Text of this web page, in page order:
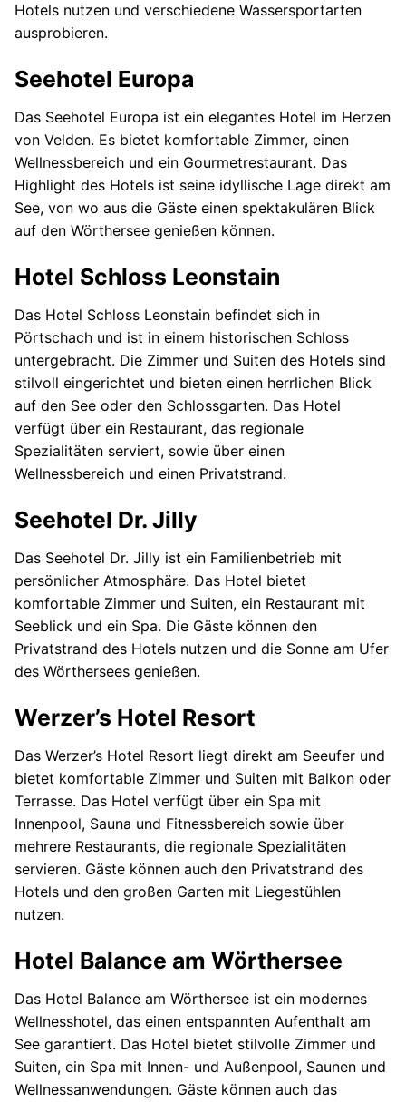
Hotels nutzen und verschiedene Wassersportarten
ausprobieren.
Seehotel Europa
Das Seehotel Europa ist ein elegantes Hotel im Herzen
von Velden. Es bietet komfortable Zimmer, einen
Wellnessbereich und ein Gourmetrestaurant. Das
Highlight des Hotels ist seine idyllische Lage direkt am
See, von wo aus die Gäste einen spektakulären Blick
auf den Wörthersee genießen können.
Hotel Schloss Leonstain
Das Hotel Schloss Leonstain befindet sich in
Pörtschach und ist in einem historischen Schloss
untergebracht. Die Zimmer und Suiten des Hotels sind
stilvoll eingerichtet und bieten einen herrlichen Blick
auf den See oder den Schlossgarten. Das Hotel
verfügt über ein Restaurant, das regionale
Spezialitäten serviert, sowie über einen
Wellnessbereich und einen Privatstrand.
Seehotel Dr. Jilly
Das Seehotel Dr. Jilly ist ein Familienbetrieb mit
persönlicher Atmosphäre. Das Hotel bietet
komfortable Zimmer und Suiten, ein Restaurant mit
Seeblick und ein Spa. Die Gäste können den
Privatstrand des Hotels nutzen und die Sonne am Ufer
des Wörthersees genießen.
Werzer’s Hotel Resort
Das Werzer’s Hotel Resort liegt direkt am Seeufer und
bietet komfortable Zimmer und Suiten mit Balkon oder
Terrasse. Das Hotel verfügt über ein Spa mit
Innenpool, Sauna und Fitnessbereich sowie über
mehrere Restaurants, die regionale Spezialitäten
servieren. Gäste können auch den Privatstrand des
Hotels und den großen Garten mit Liegestühlen
nutzen.
Hotel Balance am Wörthersee
Das Hotel Balance am Wörthersee ist ein modernes
Wellnesshotel, das einen entspannten Aufenthalt am
See garantiert. Das Hotel bietet stilvolle Zimmer und
Suiten, ein Spa mit Innen- und Außenpool, Saunen und
Wellnessanwendungen. Gäste können auch das